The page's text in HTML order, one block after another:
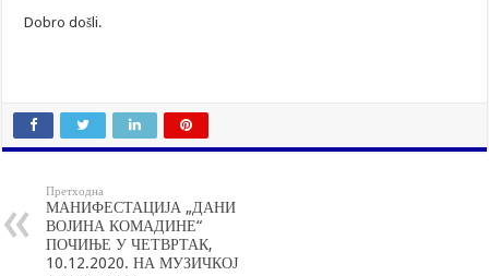
Dobro došli.
Претходна
МАНИФЕСТАЦИЈА „ДАНИ
ВОЈИНА КОМАДИНЕ“
ПОЧИЊЕ У ЧЕТВРТАК,
10.12.2020. НА МУЗИЧКОЈ